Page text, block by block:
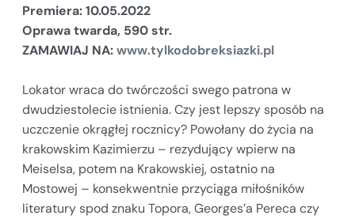
Premiera: 10.05.2022
Oprawa twarda, 590 str.
ZAMAWIAJ NA:www.tylkodobreksiazki.pl
Lokator wraca do twórczości swego patrona w
dwudziestolecie istnienia. Czy jest lepszy sposób na
uczczenie okrągłej rocznicy? Powołany do życia na
krakowskim Kazimierzu – rezydujący wpierw na
Meiselsa, potem na Krakowskiej, ostatnio na
Mostowej – konsekwentnie przyciąga miłośników
literatury spod znaku Topora, Georges’a Pereca czy